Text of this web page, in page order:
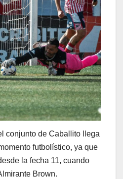
conjunto de Caballito llega
futbolístico, ya que
la fecha 11, cuando
Brown.